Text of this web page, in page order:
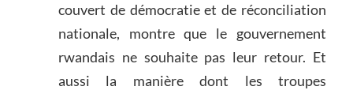
couvert de démocratie et de réconciliation
nationale, montre que le gouvernement
rwandais ne souhaite pas leur retour. Et
aussi la manière dont les troupes